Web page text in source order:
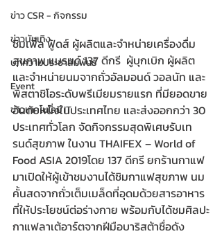
ข่าว CSR - กิจกรรม
ข่าวบันเทิง
บทความประชาสัมพันธ์
Event
ข่าวเทคโนโลยี IT
ซิมเพิ้ล ฟู้ดส์ ผู้ผลิตและจำหน่ายเครื่องดื่ม
สุขภาพ แบรนด์ 137 ดีกรี  ผู้บุกเบิก ผู้ผลิต
และจำหน่ายนมจากถั่วอัลมอนด์ วอลนัท และ
พิสตาชิโอระดับพรีเมียมรายแรก ที่มียอดขาย
อันดับหนึ่งในประเทศไทย และส่งออกกว่า 30
ประเทศทั่วโลก จัดกิจกรรมสุดพิเศษรับเท
รนด์สุขภาพ ในงาน THAIFEX – World of
Food ASIA 2019โดย 137 ดีกรี ยกร้านกาแฟ
มาเปิดให้ผู้เข้าชมงานได้ชิมกาแฟสุขภาพ นม
คั้นสดจากถั่วเต็มเมล็ดที่อุดมด้วยสารอาหาร
ที่ให้ประโยชน์ต่อร่างกาย พร้อมกับได้ชมศิลปะ
กาแฟลาเต้อาร์ตจากฝีมือบาริสต้าชื่อดัง